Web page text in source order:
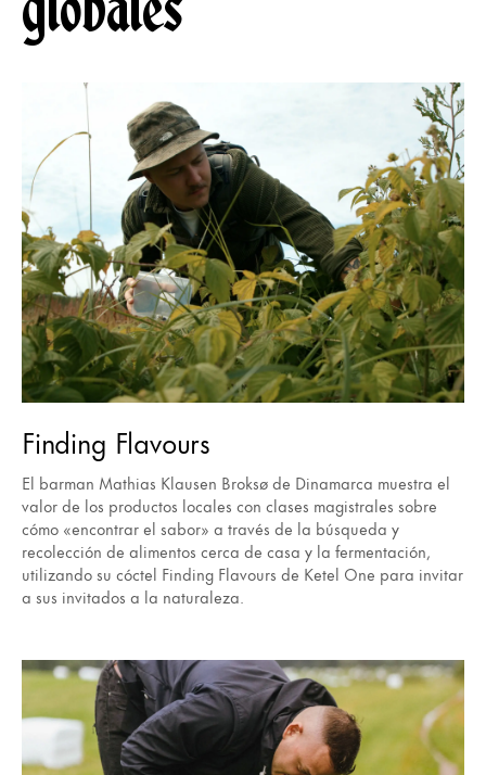
Finding Flavours
El barman Mathias Klausen Broksø de Dinamarca muestra el
valor de los productos locales con clases magistrales sobre
cómo «encontrar el sabor» a través de la búsqueda y
recolección de alimentos cerca de casa y la fermentación,
utilizando su cóctel Finding Flavours de Ketel One para invitar
a sus invitados a la naturaleza.